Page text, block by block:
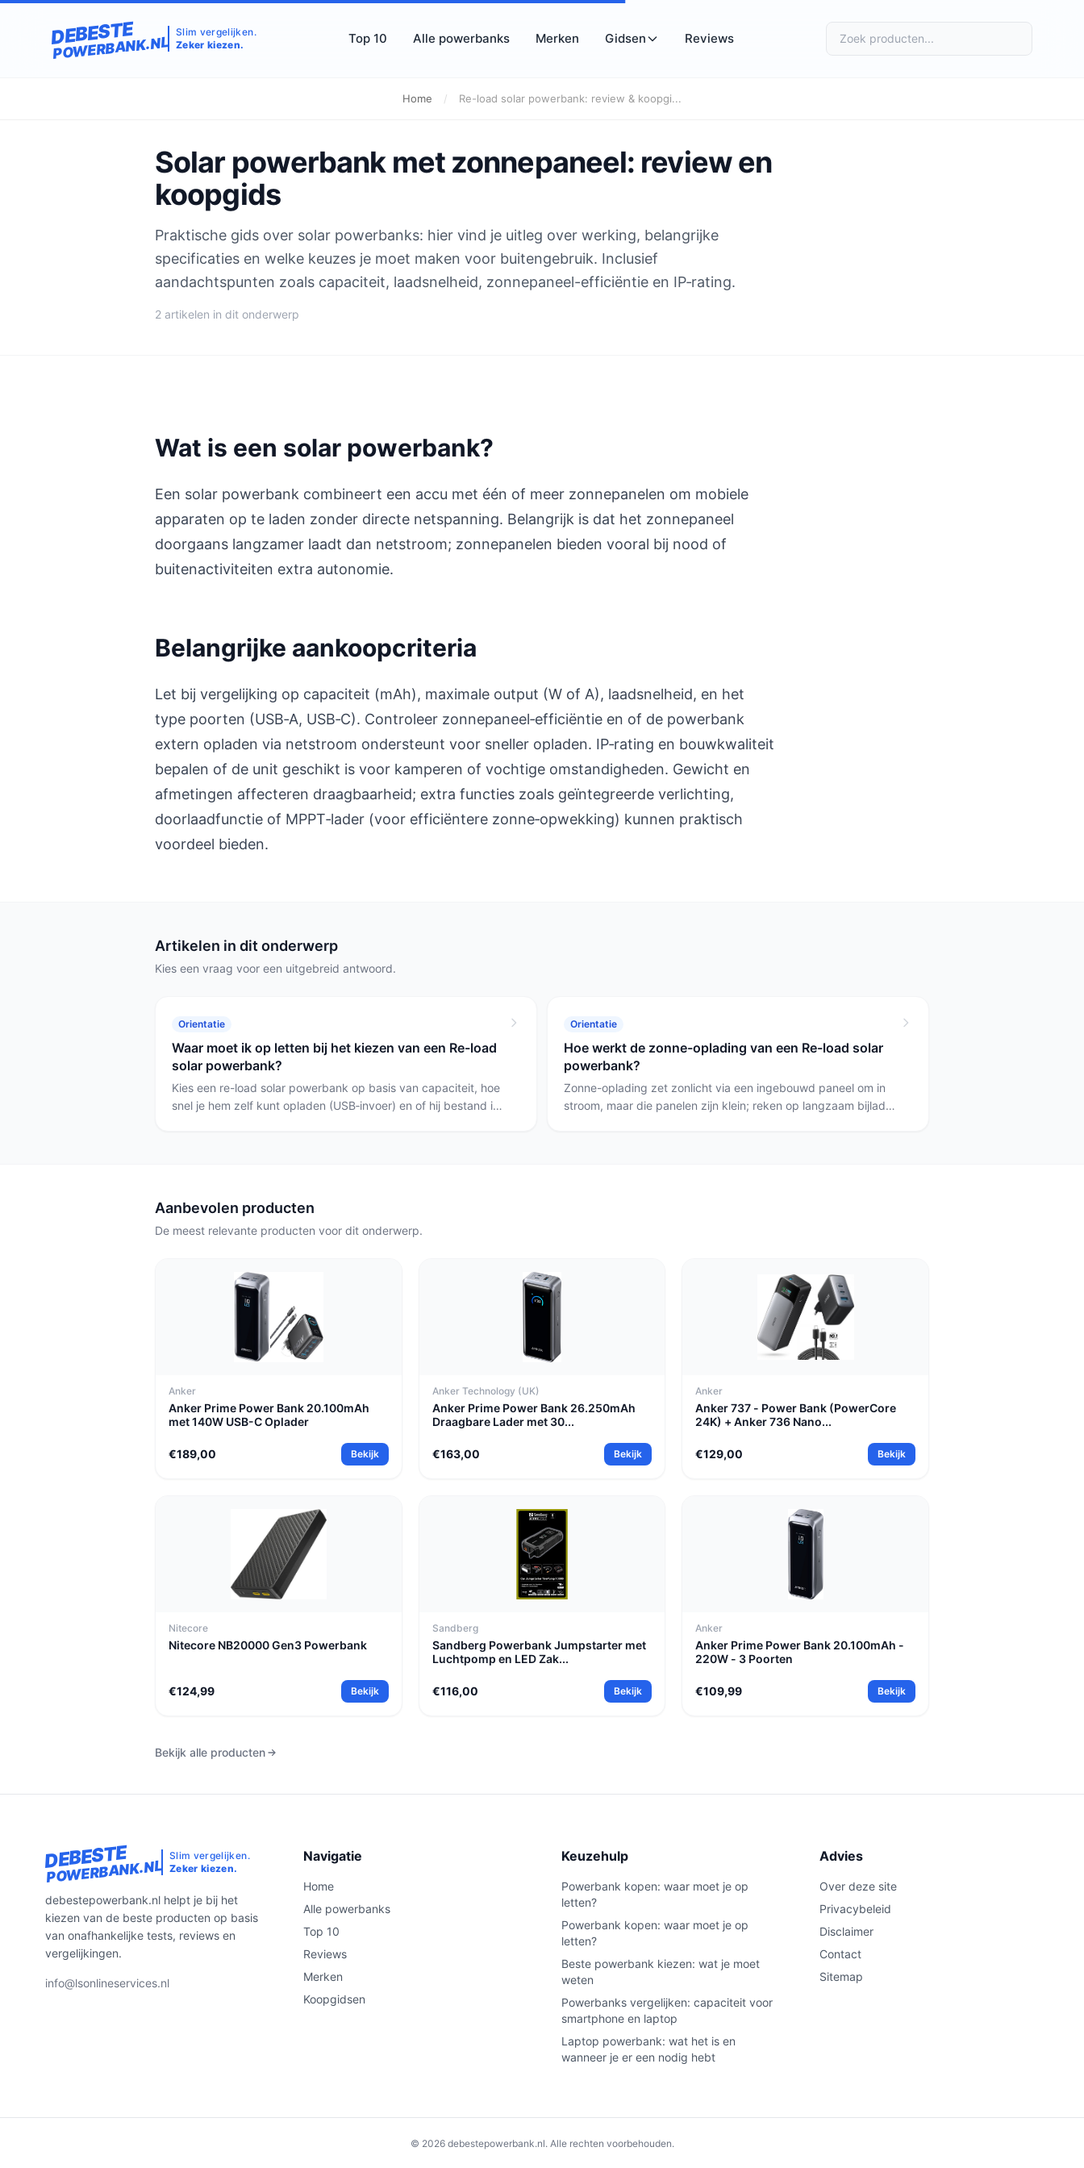
DEBESTE
POWERBANK.NL
Slim vergelijken.
Zeker kiezen.
Top 10 Alle powerbanks Merken Gidsen Reviews
Home / Re-load solar powerbank: review & koopgi...
Solar powerbank met zonnepaneel: review en
koopgids
Praktische gids over solar powerbanks: hier vind je uitleg over werking, belangrijke
specificaties en welke keuzes je moet maken voor buitengebruik. Inclusief
aandachtspunten zoals capaciteit, laadsnelheid, zonnepaneel-efficiëntie en IP‑rating.
2 artikelen in dit onderwerp
Wat is een solar powerbank?
Een solar powerbank combineert een accu met één of meer zonnepanelen om mobiele
apparaten op te laden zonder directe netspanning. Belangrijk is dat het zonnepaneel
doorgaans langzamer laadt dan netstroom; zonnepanelen bieden vooral bij nood of
buitenactiviteiten extra autonomie.
Belangrijke aankoopcriteria
Let bij vergelijking op capaciteit (mAh), maximale output (W of A), laadsnelheid, en het
type poorten (USB‑A, USB‑C). Controleer zonnepaneel‑efficiëntie en of de powerbank
extern opladen via netstroom ondersteunt voor sneller opladen. IP‑rating en bouwkwaliteit
bepalen of de unit geschikt is voor kamperen of vochtige omstandigheden. Gewicht en
afmetingen affecteren draagbaarheid; extra functies zoals geïntegreerde verlichting,
doorlaadfunctie of MPPT‑lader (voor efficiëntere zonne‑opwekking) kunnen praktisch
voordeel bieden.
Artikelen in dit onderwerp
Kies een vraag voor een uitgebreid antwoord.
Orientatie
Waar moet ik op letten bij het kiezen van een Re-load
solar powerbank?
Kies een re-load solar powerbank op basis van capaciteit, hoe
snel je hem zelf kunt opladen (USB‑invoer) en of hij bestand is
Orientatie
Hoe werkt de zonne-oplading van een Re-load solar
powerbank?
Zonne-oplading zet zonlicht via een ingebouwd paneel om in
stroom, maar die panelen zijn klein; reken op langzaam bijladen
Aanbevolen producten
De meest relevante producten voor dit onderwerp.
Anker
Anker Prime Power Bank 20.100mAh
met 140W USB-C Oplader
€189,00 Bekijk
Anker Technology (UK)
Anker Prime Power Bank 26.250mAh
Draagbare Lader met 30...
€163,00 Bekijk
Anker
Anker 737 - Power Bank (PowerCore
24K) + Anker 736 Nano...
€129,00 Bekijk
Nitecore
Nitecore NB20000 Gen3 Powerbank
€124,99 Bekijk
Sandberg
Sandberg Powerbank Jumpstarter met
Luchtpomp en LED Zak...
€116,00 Bekijk
Anker
Anker Prime Power Bank 20.100mAh -
220W - 3 Poorten
€109,99 Bekijk
Bekijk alle producten
DEBESTE
POWERBANK.NL
Slim vergelijken.
Zeker kiezen.
debestepowerbank.nl helpt je bij het
kiezen van de beste producten op basis
van onafhankelijke tests, reviews en
vergelijkingen.
info@lsonlineservices.nl
Navigatie
Home
Alle powerbanks
Top 10
Reviews
Merken
Koopgidsen
Keuzehulp
Powerbank kopen: waar moet je op
letten?
Powerbank kopen: waar moet je op
letten?
Beste powerbank kiezen: wat je moet
weten
Powerbanks vergelijken: capaciteit voor
smartphone en laptop
Laptop powerbank: wat het is en
wanneer je er een nodig hebt
Advies
Over deze site
Privacybeleid
Disclaimer
Contact
Sitemap
© 2026 debestepowerbank.nl. Alle rechten voorbehouden.